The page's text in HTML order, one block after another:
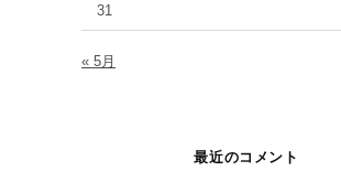
« 5月
31
最近のコメント